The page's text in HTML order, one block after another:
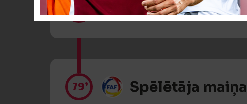
79’ Spēlētāja maiņa
79’ Spēlētāja maiņa